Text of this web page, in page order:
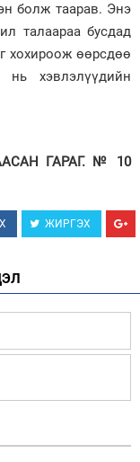
болж таарав. Энэ
талаараа бусдад
хохироож өөрсдөө
нь хэвлэлүүдийн
ГАРАГ. № 10
ЖИРГЭХ